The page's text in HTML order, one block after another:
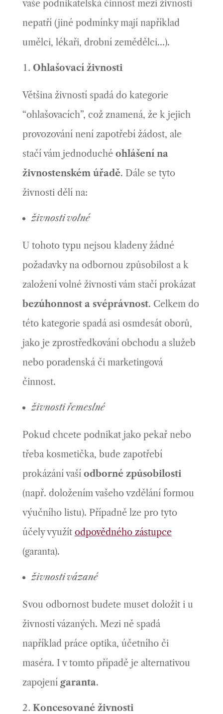
vaše podnikatelská činnost mezi živnosti
nepatří (jiné podmínky mají například
umělci, lékaři, drobní zemědělci…).
Ohlašovací živnosti
Většina živností spadá do kategorie
“ohlašovacích”, což znamená, že k jejich
provozování není zapotřebí žádost, ale
stačí vám jednoduché ohlášení na
živnostenském úřadě. Dále se tyto
živnosti dělí na:
živnosti volné
U tohoto typu nejsou kladeny žádné
požadavky na odbornou způsobilost a k
založení volné živnosti vám stačí prokázat
bezúhonnost a svéprávnost. Celkem do
této kategorie spadá asi osmdesát oborů,
jako je zprostředkování obchodu a služeb
nebo poradenská či marketingová
činnost.
živnosti řemeslné
Pokud chcete podnikat jako pekař nebo
třeba kosmetička, bude zapotřebí
prokázání vaší odborné způsobilosti
(např. doložením vašeho vzdělání formou
výučního listu). Případně lze pro tyto
účely využít odpovědného zástupce
(garanta).
živnosti vázané
Svou odbornost budete muset doložit i u
živností vázaných. Mezi ně spadá
například práce optika, účetního či
maséra. I v tomto případě je alternativou
zapojení garanta.
Koncesované živnosti